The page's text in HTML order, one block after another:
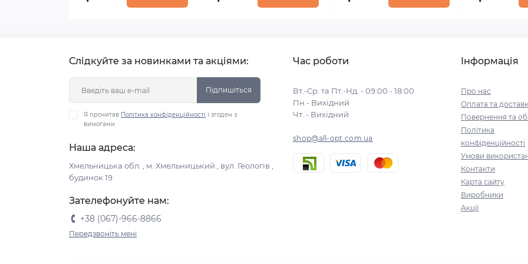
Слідкуйте за новинками та акціями:
Підпишіться
Я прочитав Політика конфіденційності і згоден з
вимогами
Наша адреса:
Хмельницька обл. , м. Хмельницький , вул. Геологів ,
будинок 19
Зателефонуйте нам:
+38 (067)-966-8866
Передзвоніть мені
Час роботи
Вт.-Ср. та Пт.-Нд. - 09:00 - 18:00
Пн - Вихідний
Чт. - Вихідний
shop@all-opt.com.ua
Інформація
Про нас
Оплата та
Повернення та
Політика
конфіденційності
Умови
Контакти
Карта сайту
Виробники
Акції